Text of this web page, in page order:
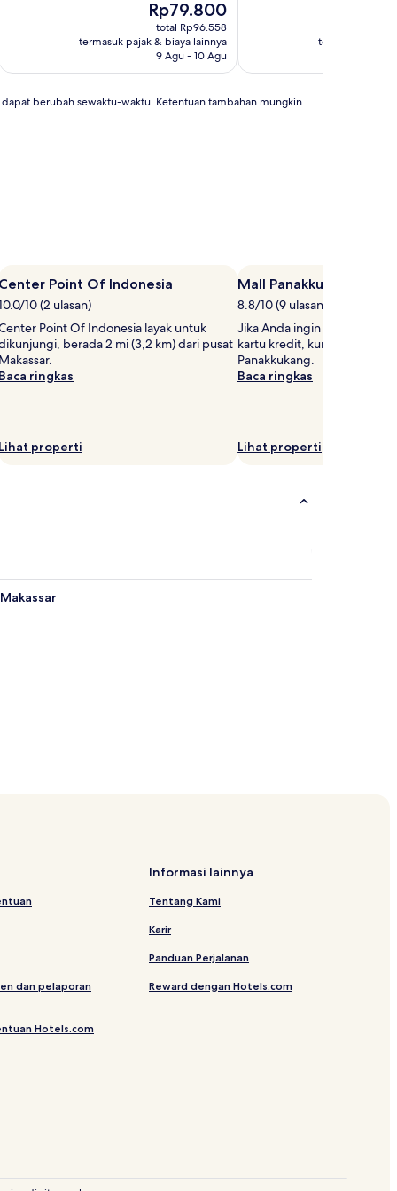
Harga
sekarang
Rp79.800
Rp79.800
total Rp96.558
termasuk pajak & biaya lainnya
9 Agu - 10 Agu
termasuk pajak
berubah sewaktu-waktu. Ketentuan tambahan mungkin
Center Point Of Indonesia
10 (2 ulasan)
Point Of Indonesia layak untuk
berada 2 mi (3,2 km) dari pusat
Makassar.
Baca ringkas
Lihat properti
Mall Panakkukang
8.8/10 (9 ulasan)
Jika Anda ingin belanja
kartu kredit, kunjungi Mall
Panakkukang.
Baca ringkas
Lihat properti
Makassar
dan pelaporan
Hotels.com
Informasi lainnya
Tentang Kami
Karir
Panduan Perjalanan
Reward dengan Hotels.com